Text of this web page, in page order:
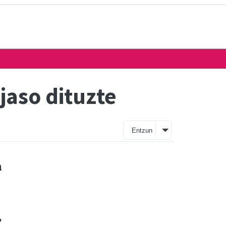
dituzte
Entzun